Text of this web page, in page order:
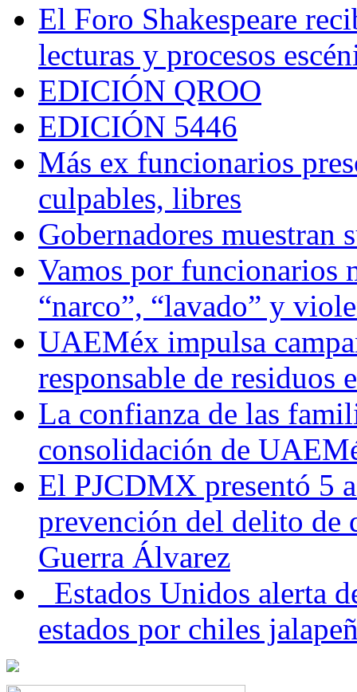
El Foro Shakespeare
lecturas y procesos
EDICIÓN QROO
EDICIÓN 5446
Más ex funcionarios
culpables, libres
Gobernadores muestran
Vamos por funcionarios
“narco”, “lavado” y
UAEMéx impulsa
responsable de residuos
La confianza de las
consolidación de
El PJCDMX presentó 5
prevención del delito de
Guerra Álvarez
Estados Unidos alerta
estados por chiles